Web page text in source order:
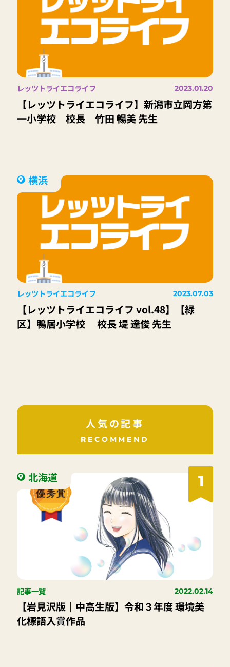
レッツトライエコライフ 2023.01.20
【レッツトライエコライフ】新潟市立岡方第
一小学校 校長 竹田 暢美 先生
横浜
レッツトライエコライフ 2023.07.03
【レッツトライエコライフ vol.48】【緑
区】鴨居小学校 校長 堤 達俊 先生
人気の記事
RECOMMEND
1
北海道
記事一覧 2022.02.14
【岩見沢版｜中高生版】令和３年度 環境美
化標語入賞作品